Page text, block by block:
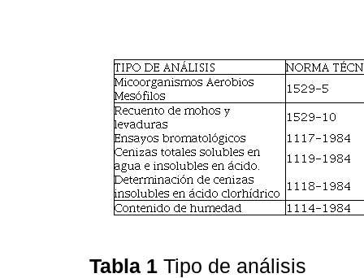
Tabla 1 Tipo de análisis